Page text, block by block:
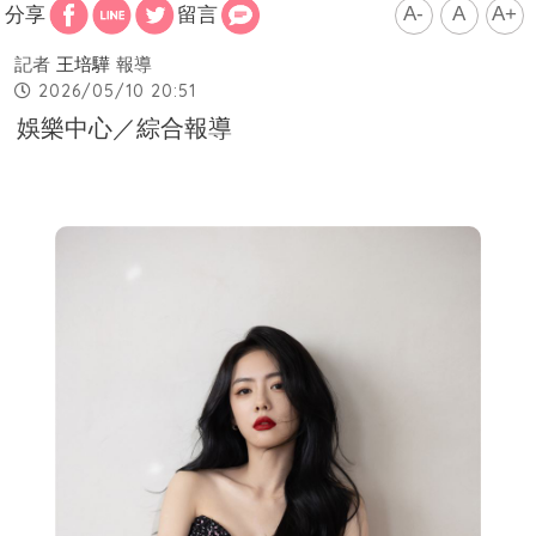
分享 留言 A- A A+
記者 王培驊 報導
2026/05/10 20:51
娛樂中心／綜合報導